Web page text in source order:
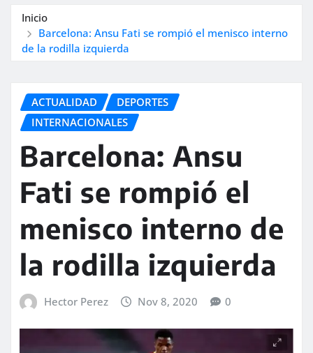
Inicio
Barcelona: Ansu Fati se rompió el menisco interno
de la rodilla izquierda
ACTUALIDAD
DEPORTES
INTERNACIONALES
Barcelona: Ansu
Fati se rompió el
menisco interno de
la rodilla izquierda
Hector Perez Nov 8, 2020 0